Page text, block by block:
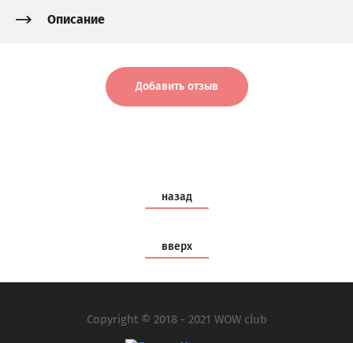
Описание
Добавить отзыв
назад
вверх
Copyright © 2018 - 2021 WOW club